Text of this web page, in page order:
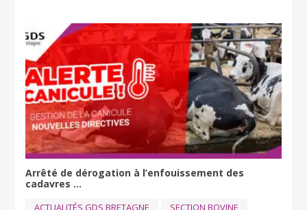
Arrêté de dérogation à l’enfouissement des
cadavres ...
ACTUALITÉS GDS BRETAGNE SECTION BOVINE